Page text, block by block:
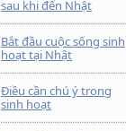
sau khi đến Nhật
Bắt đầu cuộc sống sinh
hoạt tại Nhật
Điều cần chú ý trong
sinh hoạt